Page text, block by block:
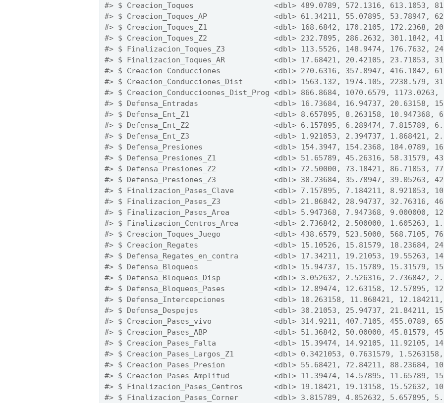
#> $ Creacion_Toques                  <dbl> 489.0789, 572.1316, 613.1053,
#> $ Creacion_Toques_AP               <dbl> 61.34211, 55.07895, 53.78947,
#> $ Creacion_Toques_Z1               <dbl> 168.6842, 170.2105, 172.2368,
#> $ Creacion_Toques_Z2               <dbl> 232.7895, 286.2632, 301.1842,
#> $ Finalizacion_Toques_Z3           <dbl> 113.5526, 148.9474, 176.7632,
#> $ Finalizacion_Toques_AR           <dbl> 17.68421, 20.42105, 23.71053,
#> $ Creacion_Conducciones            <dbl> 270.6316, 357.8947, 416.1842,
#> $ Creacion_Conducciones_Dist       <dbl> 1563.132, 1974.105, 2238.579,
#> $ Creacion_Conduccioones_Dist_Prog <dbl> 866.8684, 1070.6579, 1173.0263,
#> $ Defensa_Entradas                 <dbl> 16.73684, 16.94737, 20.63158,
#> $ Defensa_Ent_Z1                   <dbl> 8.657895, 8.263158, 10.947368,
#> $ Defensa_Ent_Z2                   <dbl> 6.157895, 6.289474, 7.815789,
#> $ Defensa_Ent_Z3                   <dbl> 1.921053, 2.394737, 1.868421,
#> $ Defensa_Presiones                <dbl> 154.3947, 154.2368, 184.0789,
#> $ Defensa_Presiones_Z1             <dbl> 51.65789, 45.26316, 58.31579,
#> $ Defensa_Presiones_Z2             <dbl> 72.50000, 73.18421, 86.71053,
#> $ Defensa_Presiones_Z3             <dbl> 30.23684, 35.78947, 39.05263,
#> $ Finalizacion_Pases_Clave         <dbl> 7.157895, 7.184211, 8.921053,
#> $ Finalizacion_Pases_Z3            <dbl> 21.86842, 28.94737, 32.76316,
#> $ Finalizacion_Pases_Area          <dbl> 5.947368, 7.947368, 9.000000,
#> $ Finalizacion_Centros_Area        <dbl> 2.736842, 2.500000, 1.605263,
#> $ Creacion_Toques_Juego            <dbl> 438.6579, 523.5000, 568.7105,
#> $ Creacion_Regates                 <dbl> 15.10526, 15.81579, 18.23684,
#> $ Defensa_Regates_en_contra        <dbl> 17.34211, 19.21053, 19.55263,
#> $ Defensa_Bloqueos                 <dbl> 15.94737, 15.15789, 15.31579,
#> $ Defensa_Bloqueos_Disp            <dbl> 3.052632, 2.526316, 2.736842,
#> $ Defensa_Bloqueos_Pases           <dbl> 12.89474, 12.63158, 12.57895,
#> $ Defensa_Intercepciones           <dbl> 10.263158, 11.868421,
#> $ Defensa_Despejes                 <dbl> 30.21053, 25.94737, 21.84211,
#> $ Creacion_Pases_vivo              <dbl> 314.9211, 407.7105, 455.0789,
#> $ Creacion_Pases_ABP               <dbl> 51.36842, 50.00000, 45.81579,
#> $ Creacion_Pases_Falta             <dbl> 15.39474, 14.92105, 11.92105,
#> $ Creacion_Pases_Largos_Z1         <dbl> 0.3421053, 0.7631579,
#> $ Creacion_Pases_Presion           <dbl> 55.68421, 72.84211, 88.23684,
#> $ Creacion_Pases_Amplitud          <dbl> 11.39474, 14.57895, 11.65789,
#> $ Finalizacion_Pases_Centros       <dbl> 19.18421, 19.13158, 15.52632,
#> $ Finalizacion_Pases_Corner        <dbl> 3.815789, 4.052632, 5.657895,